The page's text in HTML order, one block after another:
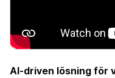
AI-driven lösning för